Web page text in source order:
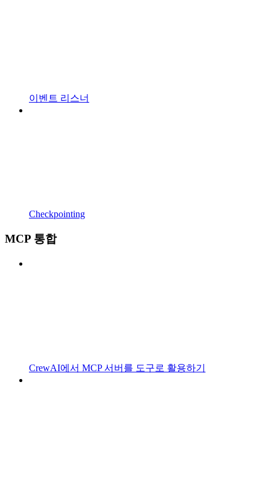
이벤트 리스너
Checkpointing
MCP 통합
CrewAI에서 MCP 서버를 도구로 활용하기